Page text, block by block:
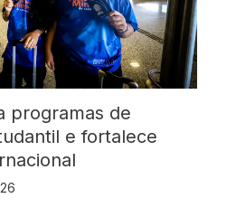
programas de
e fortalece